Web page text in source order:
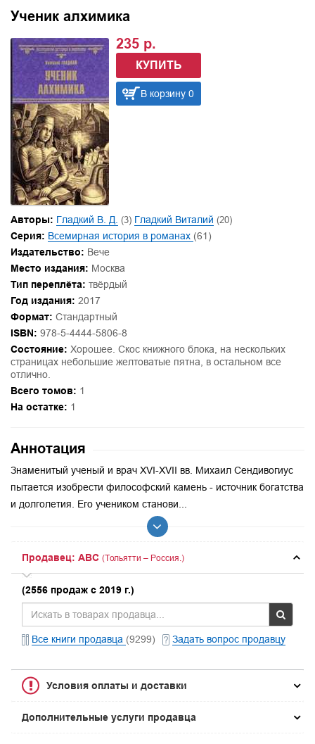
Ученик алхимика
235 р.
КУПИТЬ
В корзину 0
Авторы: Гладкий В. Д. (3) Гладкий Виталий (20)
Серия: Всемирная история в романах (61)
Издательство: Вече
Место издания: Москва
Тип переплёта: твёрдый
Год издания: 2017
Формат: Стандартный
ISBN: 978-5-4444-5806-8
Состояние: Хорошее. Скос книжного блока, на нескольких
страницах небольшие желтоватые пятна, в остальном все
отлично.
Всего томов: 1
На остатке: 1
Аннотация
Знаменитый ученый и врач XVI-XVII вв. Михаил Сендивогиус
пытается изобрести философский камень - источник богатства
и долголетия. Его учеником станови...
Продавец: ABC (Тольятти – Россия.)
(2556 продаж с 2019 г.)
Все книги продавца (9299) Задать вопрос продавцу
Условия оплаты и доставки
Дополнительные услуги продавца